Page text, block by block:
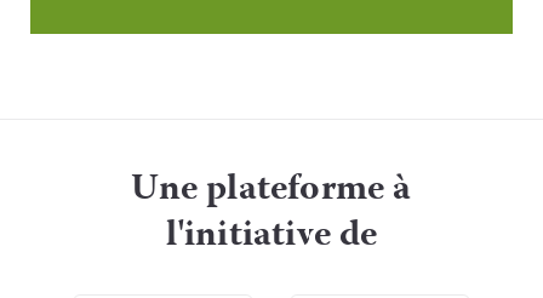
Une plateforme à
l'initiative de